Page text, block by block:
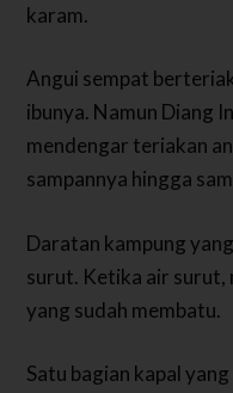
karam.
Angui sempat
ibunya. Namun Diang
mendengar teriakan
sampannya hingga
Daratan kampung
surut. Ketika air surut,
yang sudah membatu.
Satu bagian kapal